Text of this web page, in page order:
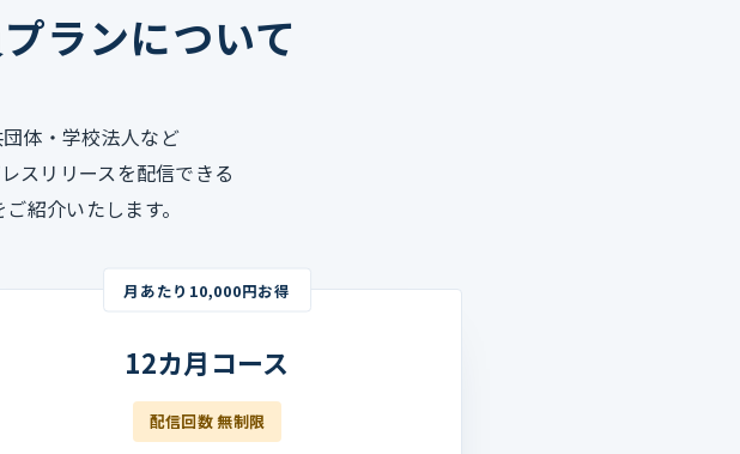
ランについて
体・学校法人など
スリリースを配信できる
紹介いたします。
月あたり10,000円お得
12カ月コース
配信回数 無制限